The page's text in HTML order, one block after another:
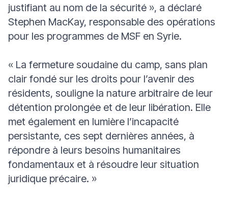
justifiant au nom de la sécurité », a déclaré
Stephen MacKay, responsable des opérations
pour les programmes de MSF en Syrie.
« La fermeture soudaine du camp, sans plan
clair fondé sur les droits pour l’avenir des
résidents, souligne la nature arbitraire de leur
détention prolongée et de leur libération. Elle
met également en lumière l’incapacité
persistante, ces sept dernières années, à
répondre à leurs besoins humanitaires
fondamentaux et à résoudre leur situation
juridique précaire. »